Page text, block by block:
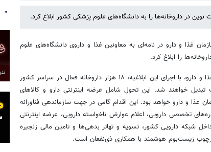
نوین در داروخانه‌ها را به دانشگاه‌های علوم پزشکی کشور ابلاغ کرد.
غذا و دارو در نامه‌ای به معاونین غذا و داروی دانشگاه‌های علوم
را ابلاغ کرد.
تسنیم در خبری نوشت:براساس اعلام سازمان غذا و دارو، با اجرای این ابلاغیه، ۱۸ هزار داروخانه فعال در سراسر کشور
تبدیل خواهند شد. این تحول شامل عرضه اینترنتی دارو و کالاهای
و دارو خواهد بود. این اقدام گامی در جهت سازماندهی فناورانه
تخصصی دارویی، اعلام عوارض ناخواسته دارویی، عرضه اینترنتی
شبکه دارویی کشور، تسویه و تهاتر بدهی‌ها و تامین مالی زنجیره
زیست‌بوم هوشمند با همکاری ذی‌نفعان است.